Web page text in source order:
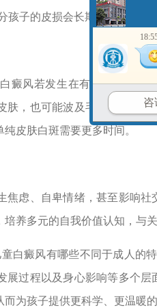
孩子的皮损会长期保持稳定，
风若发生在有毛发的部位
肤，也可能波及毛囊中的黑色
皮肤白斑需要更多时间。
虑、自卑情绪，甚至影响社
养多元的自我价值认知，与
癜风有哪些不同于成人的
展过程以及身心影响等多个
为孩子提供更科学、更温暖的
咨